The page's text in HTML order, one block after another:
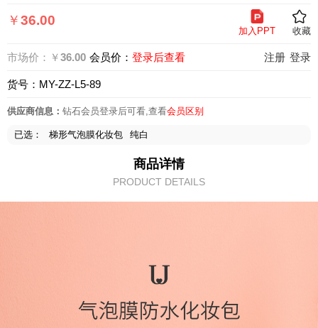
￥36.00
加入PPT 收藏
市场价：￥36.00 会员价： 登录后查看 注册 登录
货号：MY-ZZ-L5-89
供应商信息： 钻石会员登录后可看,查看会员区别
已选： 梯形气泡膜化妆包 纯白
商品详情
PRODUCT DETAILS